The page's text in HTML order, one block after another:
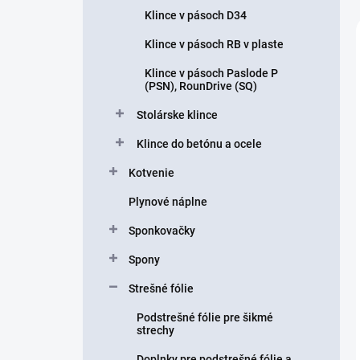
Klince v pásoch D34
Klince v pásoch RB v plaste
Klince v pásoch Paslode P
(PSN), RounDrive (SQ)
Stolárske klince
Klince do betónu a ocele
Kotvenie
Plynové náplne
Sponkovačky
Spony
Strešné fólie
Podstrešné fólie pre šikmé
strechy